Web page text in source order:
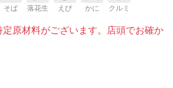
そば 落花生 えび かに クルミ
原材料がございます。店頭でお確か